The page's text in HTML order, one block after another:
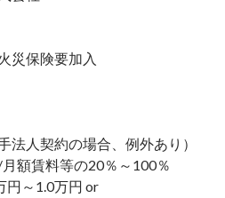
保険要加入
契約の場合、例外あり）
賃料等の20％～100％
～1.0万円 or